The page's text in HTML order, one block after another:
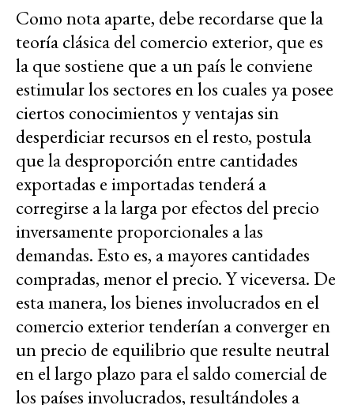
Como nota aparte, debe recordarse que la
teoría clásica del comercio exterior, que es
la que sostiene que a un país le conviene
estimular los sectores en los cuales ya posee
ciertos conocimientos y ventajas sin
desperdiciar recursos en el resto, postula
que la desproporción entre cantidades
exportadas e importadas tenderá a
corregirse a la larga por efectos del precio
inversamente proporcionales a las
demandas. Esto es, a mayores cantidades
compradas, menor el precio. Y viceversa. De
esta manera, los bienes involucrados en el
comercio exterior tenderían a converger en
un precio de equilibrio que resulte neutral
en el largo plazo para el saldo comercial de
los países involucrados, resultándoles a